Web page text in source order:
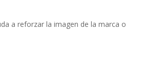
a reforzar la imagen de la marca o